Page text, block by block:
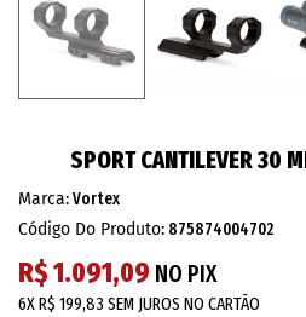
SPORT CANTILEVER 30
Marca:Vortex
Código Do Produto: 875874004702
R$ 1.091,09 NO PIX
6XR$ 199,83 SEM JUROS NO CARTÃO